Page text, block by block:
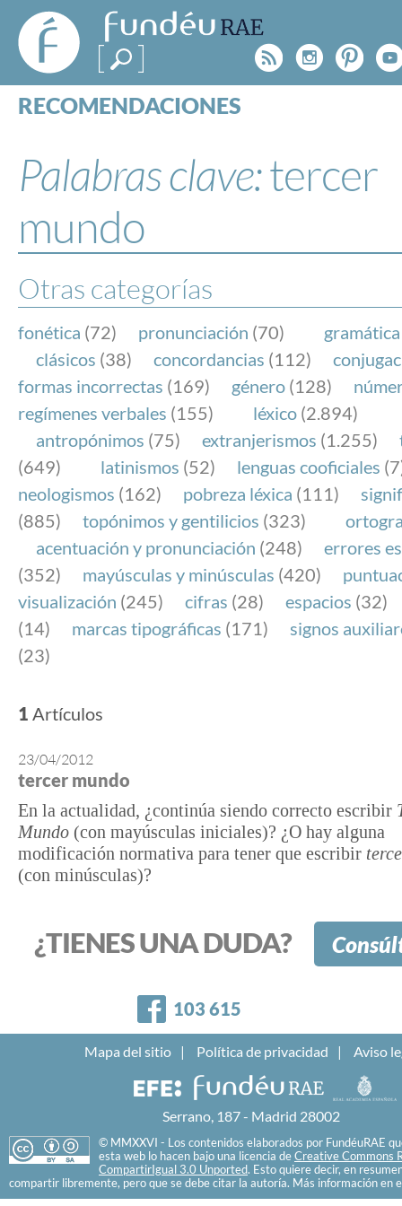
FundéuRAE
- Fundación
del Español
Urgente
Rss
RECOMENDACIONES
ESPECIALES
BLOG
NOTICIAS
FundéuRAE es una fundación patrocinada por la
y la Real Academia Española, cuyo objetivo es
el buen uso del español en los medios de
Internet.
Palabras clave:tercer
mundo
Otras categorías
fonética (72) pronunciación (70) gramática
clásicos (38) concordancias (112)
formas incorrectas (169) género (128)
regímenes verbales (155) léxico (2.894)
antropónimos (75) extranjerismos (1.255)
(649)
latinismos (52) lenguas cooficiales
neologismos (162) pobreza léxica (111)
(885)
topónimos y gentilicios (323)
acentuación y pronunciación (248)
errores
(352)
mayúsculas y minúsculas (420)
visualización (245) cifras (28) espacios (32)
(14)
marcas tipográficas (171)
signos
(23)
1 Artículos
23/04/2012
tercer mundo
En la actualidad, ¿continúa siendo correcto escribir
Mundo (con mayúsculas iniciales)? ¿O hay alguna
modificación normativa para tener que escribir
(con minúsculas)?
¿TIENES UNA DUDA?
Facebook
103 615
Mapa del sitio Política de privacidad Aviso
Serrano, 187 - Madrid 28002
© MMXXVI - Los contenidos elaborados por FundéuRAE
esta web lo hacen bajo una licencia de Creative Commons
CompartirIgual 3.0 Unported. Esto quiere decir, en
compartir libremente, pero que se debe citar la autoría. Más información en